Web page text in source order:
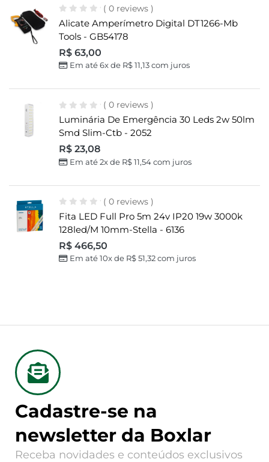
( 0 reviews )
Alicate Amperímetro Digital DT1266-Mb
Tools - GB54178
R$ 63,00
Em até 6x de R$11,13com juros
( 0 reviews )
Luminária De Emergência 30 Leds 2w 50lm
Smd Slim-Ctb - 2052
R$ 23,08
Em até 2x de R$11,54com juros
( 0 reviews )
Fita LED Full Pro 5m 24v IP20 19w 3000k
128led/m 10mm-Stella - 6136
R$ 466,50
Em até 10x de R$51,32com juros
Cadastre-se na
newsletter da Boxlar
Receba novidades e conteúdos exclusivos